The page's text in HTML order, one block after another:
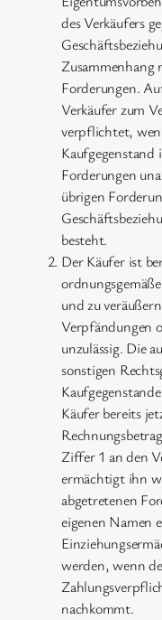
des Verkäufers
Zusammenhang
Forderungen.
Verkäufer zum
verpflichtet,
Kaufgegenstand
Forderungen
übrigen
besteht.
Der Käufer ist
und zu
Verpfändungen
unzulässig. Die
sonstigen
Käufer bereits
Ziffer 1 an den
ermächtigt ihn
abgetretenen
eigenen Namen
werden, wenn
nachkommt.